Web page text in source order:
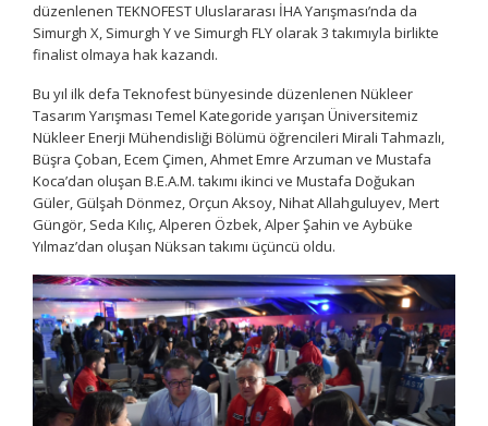
düzenlenen TEKNOFEST Uluslararası İHA Yarışması’nda da
Simurgh X, Simurgh Y ve Simurgh FLY olarak 3 takımıyla birlikte
finalist olmaya hak kazandı.
Bu yıl ilk defa Teknofest bünyesinde düzenlenen Nükleer
Tasarım Yarışması Temel Kategoride yarışan Üniversitemiz
Nükleer Enerji Mühendisliği Bölümü öğrencileri Mirali Tahmazlı,
Büşra Çoban, Ecem Çimen, Ahmet Emre Arzuman ve Mustafa
Koca’dan oluşan B.E.A.M. takımı ikinci ve Mustafa Doğukan
Güler, Gülşah Dönmez, Orçun Aksoy, Nihat Allahguluyev, Mert
Güngör, Seda Kılıç, Alperen Özbek, Alper Şahin ve Aybüke
Yılmaz’dan oluşan Nüksan takımı üçüncü oldu.